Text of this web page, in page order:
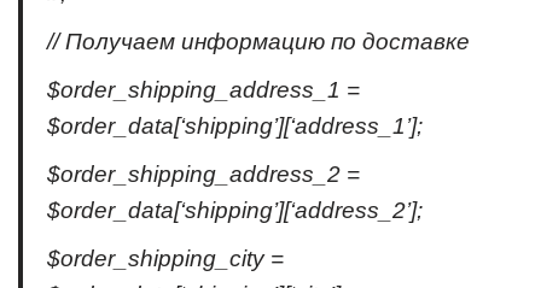
// Получаем информацию по доставке
$order_shipping_address_1 =
$order_data[‘shipping’][‘address_1’];
$order_shipping_address_2 =
$order_data[‘shipping’][‘address_2’];
$order_shipping_city =